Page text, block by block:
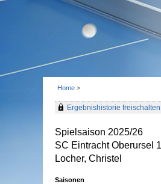
Home >
Ergebnishistorie freischalten
Spielsaison 2025/26
SC Eintracht Oberursel
Locher, Christel
Saisonen